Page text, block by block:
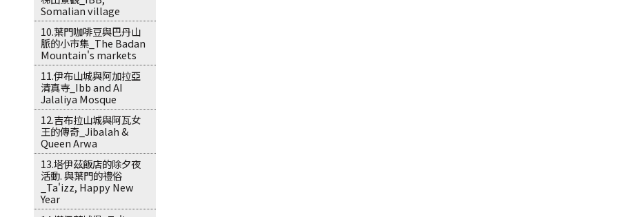
Somalian village
10.葉門咖啡豆與巴丹山
脈的小市集_The Badan
Mountain's markets
11.伊布山城與阿加拉亞
清真寺_Ibb and AI
Jalaliya Mosque
12.吉布拉山城與阿瓦女
王的傳奇_Jibalah &
Queen Arwa
13.塔伊茲飯店的除夕夜
活動. 與葉門的禮俗
_Ta'izz, Happy New
Year